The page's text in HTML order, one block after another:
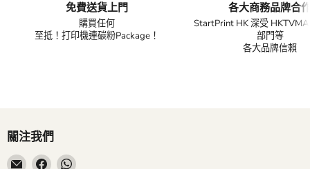
免費送貨上門
購買任何
至抵！打印機連碳粉Package！
各大商務品牌合
StartPrint HK 深受
部門等
各大品牌信賴
關注我們
在
在
在